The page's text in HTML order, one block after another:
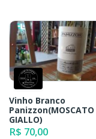
Vinho Branco
Panizzon(MOSCATO
GIALLO)
R$ 70,00